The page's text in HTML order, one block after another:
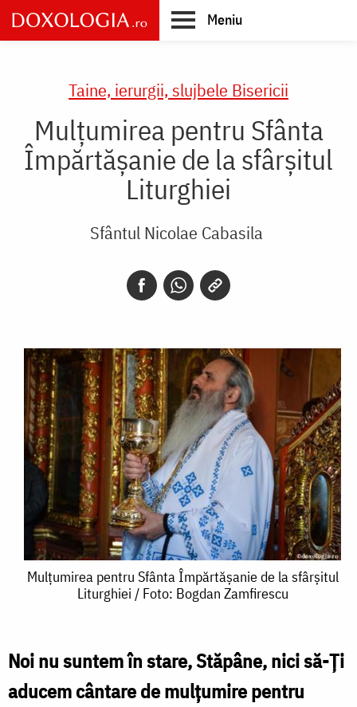
Skip
to
main
Meniu
Taine, ierurgii, slujbele Bisericii
Mulțumirea pentru Sfânta
Împărtășanie de la sfârșitul
Liturghiei
Sfântul Nicolae Cabasila
Mulțumirea
Împărtășanie
de
Mulțumirea pentru Sfânta Împărtășanie de la sfârșitul
Liturghiei / Foto: Bogdan Zamfirescu
Noi nu suntem în stare, Stăpâne, nici să-Ți
aducem cântare de mulțumire pentru